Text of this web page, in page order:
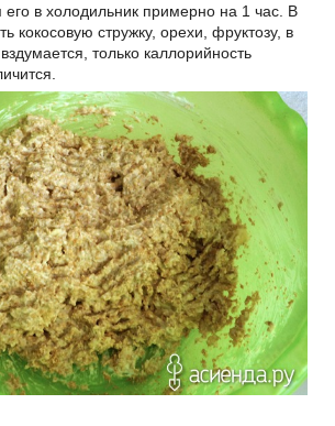
его в холодильник примерно на 1 час. В
кокосовую стружку, орехи, фруктозу, в
только каллорийность